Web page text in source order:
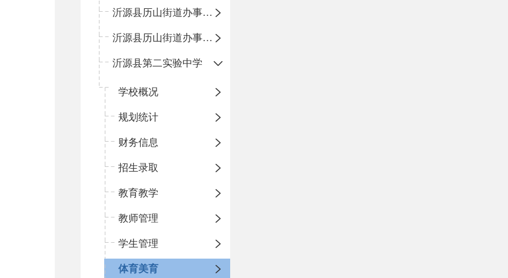
沂源县历山街道办事处荆山路小学
沂源县历山街道办事处鲁山路小学
沂源县第二实验中学
学校概况
规划统计
财务信息
招生录取
教育教学
教师管理
学生管理
体育美育